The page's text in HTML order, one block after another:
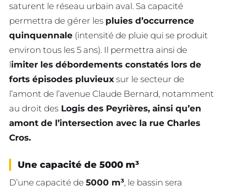
saturent le réseau urbain aval. Sa capacité
permettra de gérer les pluies d’occurrence
quinquennale (intensité de pluie qui se produit
environ tous les 5 ans). Il permettra ainsi de
limiter les débordements constatés lors de
forts épisodes pluvieux sur le secteur de
l’amont de l’avenue Claude Bernard, notamment
au droit des Logis des Peyrières, ainsi qu’en
amont de l’intersection avec la rue Charles
Cros.
Une capacité de 5000 m³
D’une capacité de 5000 m³, le bassin sera